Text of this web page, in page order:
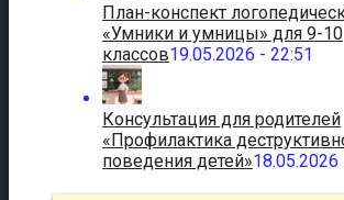
План-конспект
«Умники и умницы» для 9-10
классов19.05.2026 - 22:51
Консультация для родителей
«Профилактика
поведения детей»18.05.2026